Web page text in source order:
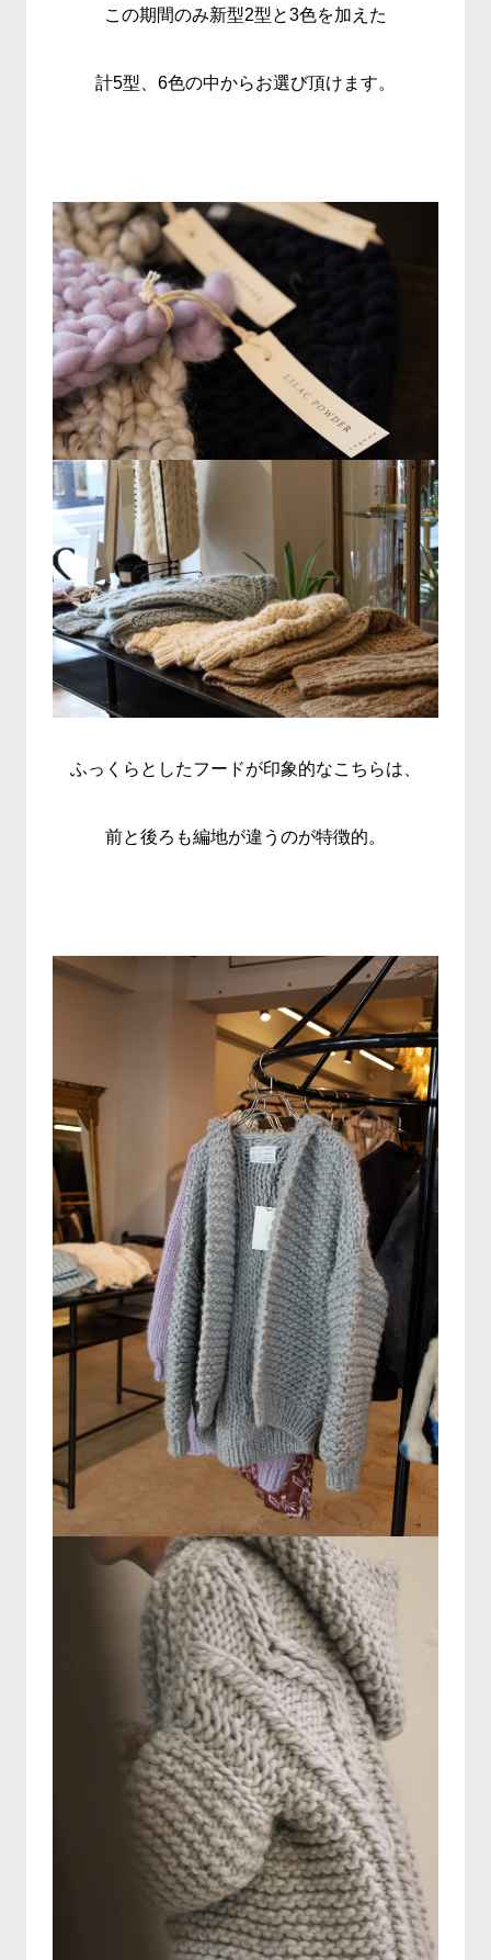
この期間のみ新型2型と3色を加えた
計5型、6色の中からお選び頂けます。
ふっくらとしたフードが印象的なこちらは、
前と後ろも編地が違うのが特徴的。